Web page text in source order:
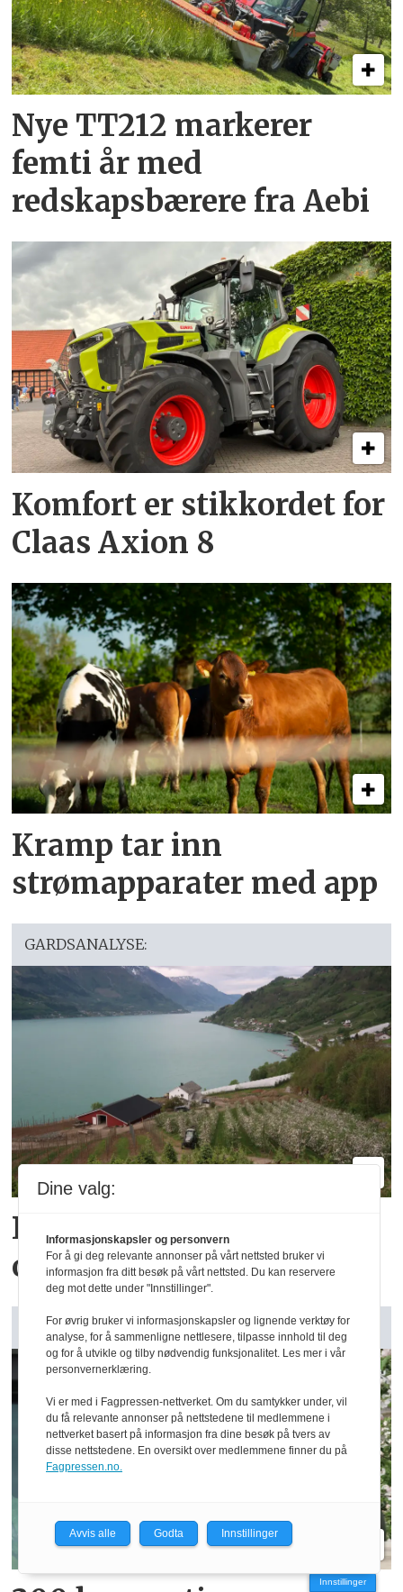
Nye TT212 markerer
femti år­ med
redskapsbærere fra Aebi
Komfort er stikkordet for
Claas Axion 8
Kramp tar inn
strømapparater med app
GARDSANALYSE:
Reidar har million­
omsetning fra 75 dekar
GARDSANALYSE: Vår kommentar
Innstillinger
Dine valg:
Informasjonskapsler og personvern
For å gi deg relevante annonser på vårt nettsted bruker vi
informasjon fra ditt besøk på vårt nettsted. Du kan reservere
deg mot dette under "Innstillinger".
For øvrig bruker vi informasjonskapsler og lignende verktøy for
analyse, for å sammenligne nettlesere, tilpasse innhold til deg
og for å utvikle og tilby nødvendig funksjonalitet. Les mer i vår
personvernerklæring.
Vi er med i Fagpressen-nettverket. Om du samtykker under, vil
du få relevante annonser på nettstedene til medlemmene i
nettverket basert på informasjon fra dine besøk på tvers av
disse nettstedene. En oversikt over medlemmene finner du på
Fagpressen.no.
Avvis alle Godta Innstillinger